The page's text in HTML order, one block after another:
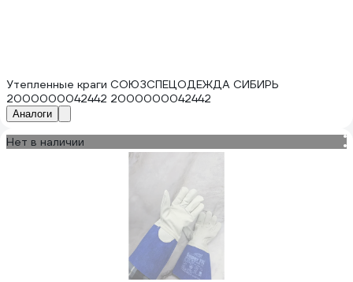
Утепленные краги СОЮЗСПЕЦОДЕЖДА СИБИРЬ
2000000042442 2000000042442
Аналоги
Нет в наличии